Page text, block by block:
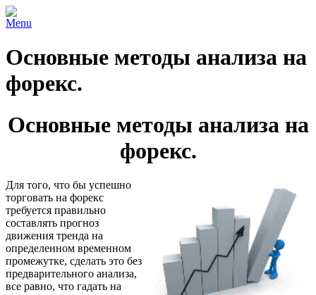
Menu
Основные методы анализа на
форекс.
Основные методы анализа на
форекс.
Для того, что бы успешно
торговать на форекс
требуется правильно
составлять прогноз
движения тренда на
определенном временном
промежутке, сделать это без
предварительного анализа,
все равно, что гадать на